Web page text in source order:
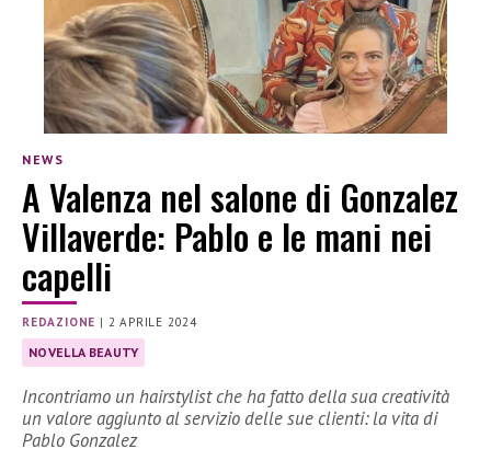
NEWS
A Valenza nel salone di Gonzalez
Villaverde: Pablo e le mani nei
capelli
REDAZIONE | 2 APRILE 2024
NOVELLA BEAUTY
Incontriamo un hairstylist che ha fatto della sua creatività
un valore aggiunto al servizio delle sue clienti: la vita di
Pablo Gonzalez